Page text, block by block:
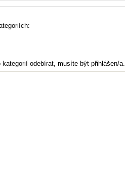
odebírat, musíte být přihlášen/a.